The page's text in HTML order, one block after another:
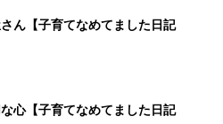
ん【子育てなめてました日記
心【子育てなめてました日記